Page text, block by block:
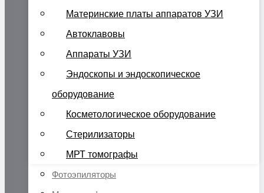
Материнские платы аппаратов УЗИ
Автоклавовы
Аппараты УЗИ
Эндоскопы и эндоскопическое
оборудование
Косметологическое оборудование
Стерилизаторы
МРТ томографы
Фотоэпиляторы